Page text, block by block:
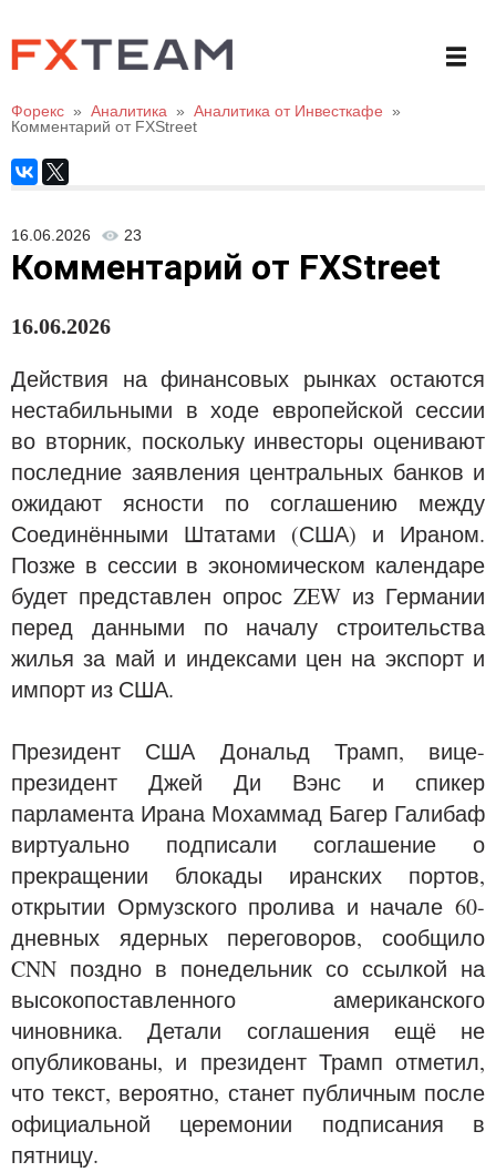
Форекс » Аналитика » Аналитика от Инвесткафе »
Комментарий от FXStreet
16.06.2026 23
Комментарий от FXStreet
16.06.2026
Действия на финансовых рынках остаются
нестабильными в ходе европейской сессии
во вторник, поскольку инвесторы оценивают
последние заявления центральных банков и
ожидают ясности по соглашению между
Соединёнными Штатами (США) и Ираном.
Позже в сессии в экономическом календаре
будет представлен опрос ZEW из Германии
перед данными по началу строительства
жилья за май и индексами цен на экспорт и
импорт из США.
Президент США Дональд Трамп, вице-
президент Джей Ди Вэнс и спикер
парламента Ирана Мохаммад Багер Галибаф
виртуально подписали соглашение о
прекращении блокады иранских портов,
открытии Ормузского пролива и начале 60-
дневных ядерных переговоров, сообщило
CNN поздно в понедельник со ссылкой на
высокопоставленного американского
чиновника. Детали соглашения ещё не
опубликованы, и президент Трамп отметил,
что текст, вероятно, станет публичным после
официальной церемонии подписания в
пятницу.